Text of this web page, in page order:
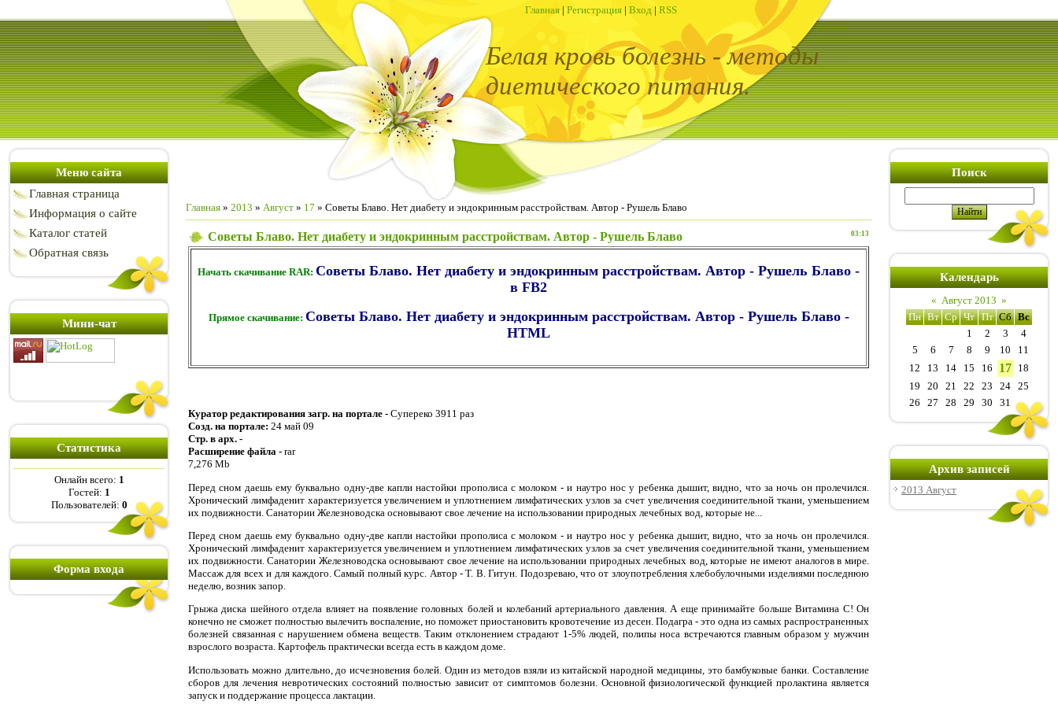
Главная | Регистрация | Вход | RSS
Белая кровь болезнь - методы
диетического питания.
Меню сайта
Главная страница
Информация о сайте
Каталог статей
Обратная связь
Мини-чат
Статистика
Онлайн всего: 1
Гостей: 1
Пользователей: 0
Форма входа
Главная » 2013 » Август » 17 » Советы Блаво. Нет диабету и эндокринным расстройствам. Автор - Рушель Блаво
03:13
Советы Блаво. Нет диабету и эндокринным расстройствам. Автор - Рушель Блаво
Начать скачивание RAR: Советы Блаво. Нет диабету и эндокринным расстройствам. Автор - Рушель Блаво -
в FB2
Прямое скачивание: Советы Блаво. Нет диабету и эндокринным расстройствам. Автор - Рушель Блаво -
HTML
Куратор редактирования загр. на портале - Супереко 3911 раз
Созд. на портале: 24 май 09
Стр. в арх. -
Расширение файла - rar
7,276 Mb
Перед сном даешь ему буквально одну-две капли настойки прополиса с молоком - и наутро нос у ребенка дышит, видно, что за ночь он пролечился.
Хронический лимфаденит характеризуется увеличением и уплотнением лимфатических узлов за счет увеличения соединительной ткани, уменьшением
их подвижности. Санатории Железноводска основывают свое лечение на использовании природных лечебных вод, которые не...
Перед сном даешь ему буквально одну-две капли настойки прополиса с молоком - и наутро нос у ребенка дышит, видно, что за ночь он пролечился.
Хронический лимфаденит характеризуется увеличением и уплотнением лимфатических узлов за счет увеличения соединительной ткани, уменьшением
их подвижности. Санатории Железноводска основывают свое лечение на использовании природных лечебных вод, которые не имеют аналогов в мире.
Массаж для всех и для каждого. Самый полный курс. Автор - Т. В. Гитун. Подозреваю, что от злоупотребления хлебобулочными изделиями последнюю
неделю, возник запор.
Грыжа диска шейного отдела влияет на появление головных болей и колебаний артериального давления. А еще принимайте больше Витамина С! Он
конечно не сможет полностью вылечить воспаление, но поможет приостановить кровотечение из десен. Подагра - это одна из самых распространенных
болезней связанная с нарушением обмена веществ. Таким отклонением страдают 1-5% людей, полипы носа встречаются главным образом у мужчин
взрослого возраста. Картофель практически всегда есть в каждом доме.
Использовать можно длительно, до исчезновения болей. Один из методов взяли из китайской народной медицины, это бамбуковые банки. Составление
сборов для лечения невротических состояний полностью зависит от симптомов болезни. Основной физиологической функцией пролактина является
запуск и поддержание процесса лактации.
Поиск
Календарь
« Август 2013 »
Пн Вт Ср Чт Пт Сб Вс
1
2 3
4
5
6 7 8 9 10
11
12
13 14 15 16 17 18
19
20 21 22 23 24 25
26
27 28 29 30 31
Архив записей
2013 Август